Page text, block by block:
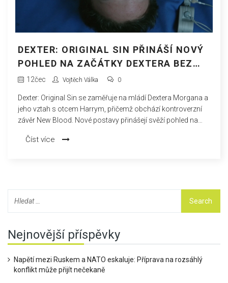
DEXTER: ORIGINAL SIN PŘINÁŠÍ NOVÝ
POHLED NA ZAČÁTKY DEXTERA BEZ
NÁVAZNOSTI NA NEW BLOOD
12čec Vojtěch Válka 0
Dexter: Original Sin se zaměřuje na mládí Dextera Morgana a
jeho vztah s otcem Harrym, přičemž obchází kontroverzní
závěr New Blood. Nové postavy přinášejí svěží pohled na
rozšiřují morální dilemata, která formují Dexterovu
Číst více
Nejnovější příspěvky
Napětí mezi Ruskem a NATO eskaluje: Příprava na rozsáhlý
konflikt může přijít nečekaně